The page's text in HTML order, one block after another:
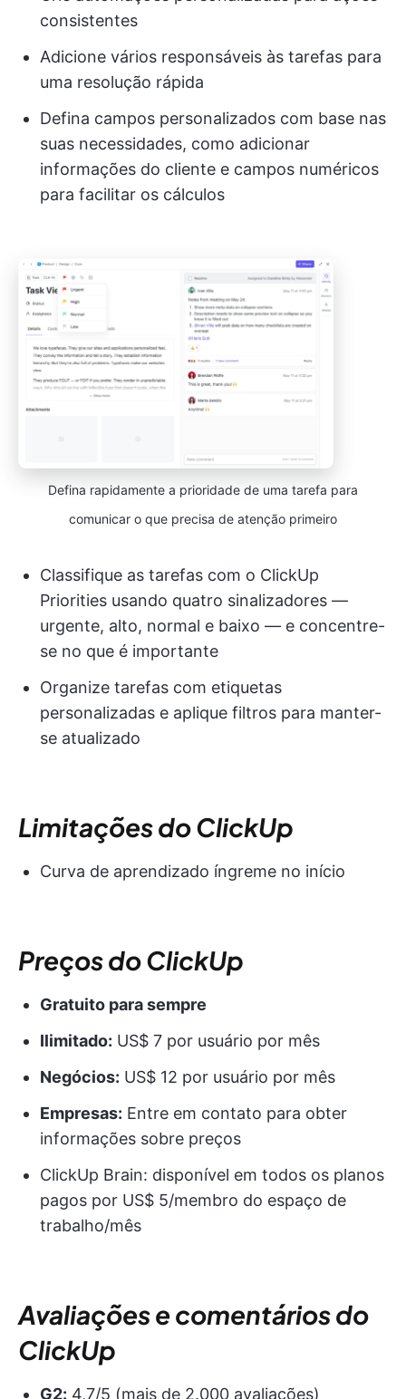
consistentes
Adicione vários responsáveis às tarefas para
uma resolução rápida
Defina campos personalizados com base nas
suas necessidades, como adicionar
informações do cliente e campos numéricos
para facilitar os cálculos
Defina rapidamente a prioridade de uma tarefa para
comunicar o que precisa de atenção primeiro
Classifique as tarefas com o ClickUp
Priorities usando quatro sinalizadores —
urgente, alto, normal e baixo — e concentre-
se no que é importante
Organize tarefas com etiquetas
personalizadas e aplique filtros para manter-
se atualizado
Limitações do ClickUp
Curva de aprendizado íngreme no início
Preços do ClickUp
Gratuito para sempre
Ilimitado: US$ 7 por usuário por mês
Negócios: US$ 12 por usuário por mês
Empresas: Entre em contato para obter
informações sobre preços
ClickUp Brain: disponível em todos os planos
pagos por US$ 5/membro do espaço de
trabalho/mês
Avaliações e comentários do
ClickUp
G2: 4,7/5 (mais de 2.000 avaliações)